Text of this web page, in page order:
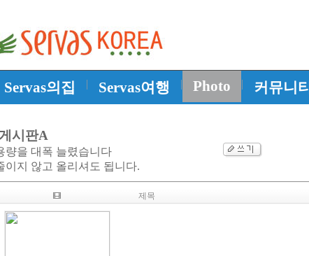
Servas의집 | Servas여행 | Photo | 커뮤니티
시판A
량을 대폭 늘렸습니다
이지 않고 올리셔도 됩니다.
제목